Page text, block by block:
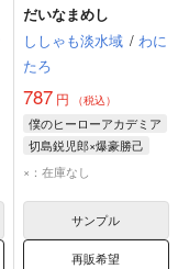
だいなまめし
ししゃも淡水域 / わに
たろ
787円 （税込）
僕のヒーローアカデミア
切島鋭児郎×爆豪勝己
切島鋭児郎
×：在庫なし
サンプル
再販希望